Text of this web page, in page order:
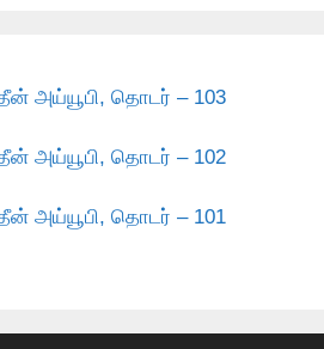
அய்யூபி, தொடர் – 103
அய்யூபி, தொடர் – 102
அய்யூபி, தொடர் – 101